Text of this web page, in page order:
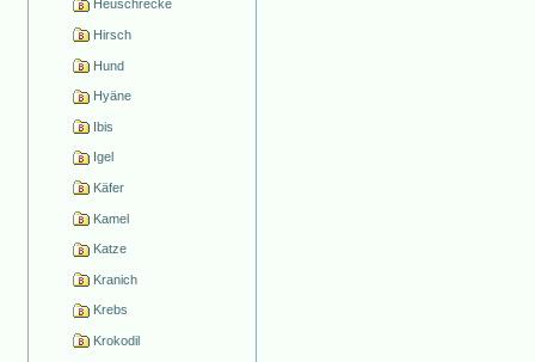
Heuschrecke
Hirsch
Hund
Hyäne
Ibis
Igel
Käfer
Kamel
Katze
Kranich
Krebs
Krokodil